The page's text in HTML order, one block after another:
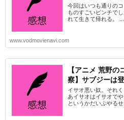
今回はいつも通りの
ものすごいピンチで
れて生きて帰れる。 ...
www.vodmovienavi.com
【アニメ 荒野
察】サブジーは
イサオ悪い奴。それ
あイサオはイサオで
というかだいぶやるせ